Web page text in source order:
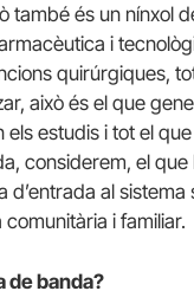
també és un nínxol
i
quirúrgiques,
això és el que
estudis i tot el que
considerem, el que
d’entrada al sistema
comunitària i familiar.
de banda?